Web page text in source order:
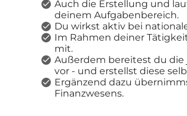
Auch die Erstellung und
deinem Aufgabenbereich.
Du wirkst aktiv bei
Im Rahmen deiner
mit.
Außerdem bereitest du
vor - und erstellst diese
Ergänzend dazu
Finanzwesens.